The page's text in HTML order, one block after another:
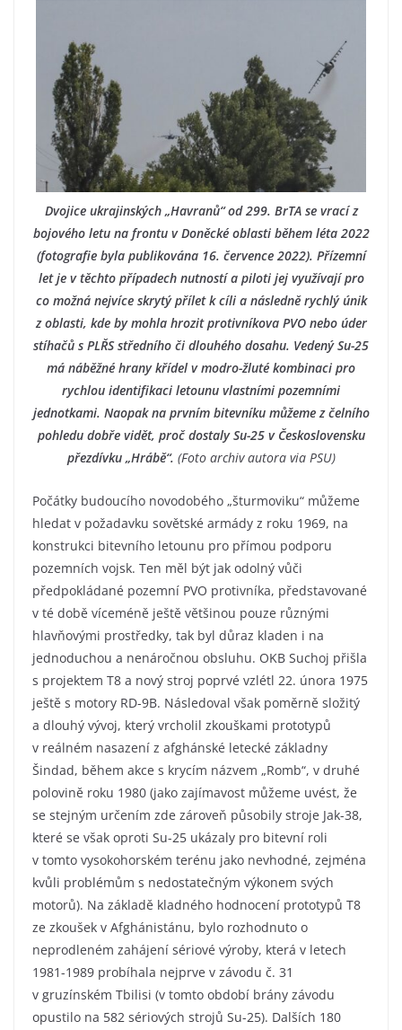
Dvojice ukrajinských „Havranů“ od 299. BrTA se vrací z
bojového letu na frontu v Doněcké oblasti během léta 2022
(fotografie byla publikována 16. července 2022). Přízemní
let je v těchto případech nutností a piloti jej využívají pro
co možná nejvíce skrytý přílet k cíli a následně rychlý únik
z oblasti, kde by mohla hrozit protivníkova PVO nebo úder
stíhačů s PLŘS středního či dlouhého dosahu. Vedený Su-25
má náběžné hrany křídel v modro-žluté kombinaci pro
rychlou identifikaci letounu vlastními pozemními
jednotkami. Naopak na prvním bitevníku můžeme z čelního
pohledu dobře vidět, proč dostaly Su-25 v Československu
přezdívku „Hrábě“. (Foto archiv autora via PSU)
Počátky budoucího novodobého „šturmoviku“ můžeme
hledat v požadavku sovětské armády z roku 1969, na
konstrukci bitevního letounu pro přímou podporu
pozemních vojsk. Ten měl být jak odolný vůči
předpokládané pozemní PVO protivníka, představované
v té době víceméně ještě většinou pouze různými
hlavňovými prostředky, tak byl důraz kladen i na
jednoduchou a nenáročnou obsluhu. OKB Suchoj přišla
s projektem T8 a nový stroj poprvé vzlétl 22. února 1975
ještě s motory RD-9B. Následoval však poměrně složitý
a dlouhý vývoj, který vrcholil zkouškami prototypů
v reálném nasazení z afghánské letecké základny
Šindad, během akce s krycím názvem „Romb“, v druhé
polovině roku 1980 (jako zajímavost můžeme uvést, že
se stejným určením zde zároveň působily stroje Jak-38,
které se však oproti Su-25 ukázaly pro bitevní roli
v tomto vysokohorském terénu jako nevhodné, zejména
kvůli problémům s nedostatečným výkonem svých
motorů). Na základě kladného hodnocení prototypů T8
ze zkoušek v Afghánistánu, bylo rozhodnuto o
neprodleném zahájení sériové výroby, která v letech
1981-1989 probíhala nejprve v závodu č. 31
v gruzínském Tbilisi (v tomto období brány závodu
opustilo na 582 sériových strojů Su-25). Dalších 180